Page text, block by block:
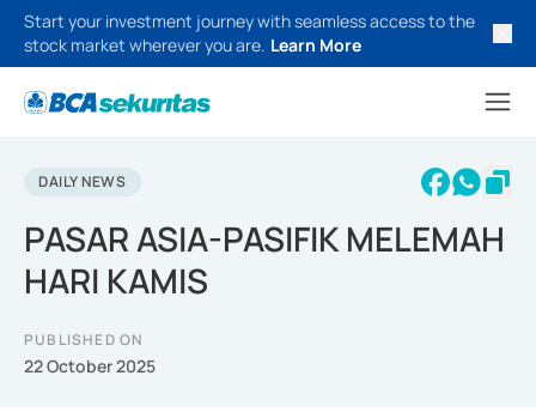
Start your investment journey with seamless access to the
stock market wherever you are. Learn More
DAILY NEWS
PASAR ASIA-PASIFIK MELEMAH
HARI KAMIS
PUBLISHED ON
22 October 2025